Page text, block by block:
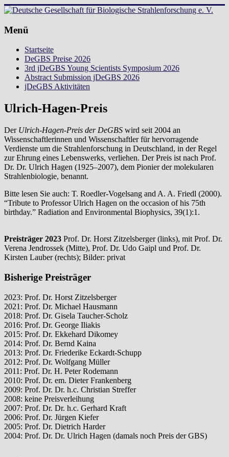
Zum
springen
Deutsche
Biologische
Strahlenforschung
Menü
Startseite
DeGBS Preise 2026
3rd jDeGBS Young Scientists Symposium 2026
Abstract Submission jDeGBS 2026
jDeGBS Aktivitäten
Ulrich-Hagen-Preis
Der Ulrich-Hagen-Preis der DeGBS wird seit 2004 an
Wissenschaftlerinnen und Wissenschaftler für hervorragende
Verdienste um die Strahlenforschung in Deutschland, in der Regel
zur Ehrung eines Lebenswerks, verliehen. Der Preis ist nach Prof.
Dr. Dr. Ulrich Hagen (1925–2007), dem Pionier der molekularen
Strahlenbiologie, benannt.
Bitte lesen Sie auch: T. Roedler-Vogelsang and A. A. Friedl (2000).
“Tribute to Professor Ulrich Hagen on the occasion of his 75th
birthday.” Radiation and Environmental Biophysics, 39(1):1.
Preisträger 2023 Prof. Dr. Horst Zitzelsberger (links), mit Prof. Dr.
Verena Jendrossek (Mitte), Prof. Dr. Udo Gaipl und Prof. Dr.
Kirsten Lauber (rechts); Bilder: privat
Bisherige Preisträger
2023: Prof. Dr. Horst Zitzelsberger
2021: Prof. Dr. Michael Hausmann
2018: Prof. Dr. Gisela Taucher-Scholz
2016: Prof. Dr. George Iliakis
2015: Prof. Dr. Ekkehard Dikomey
2014: Prof. Dr. Bernd Kaina
2013: Prof. Dr. Friederike Eckardt-Schupp
2012: Prof. Dr. Wolfgang Müller
2011: Prof. Dr. H. Peter Rodemann
2010: Prof. Dr. em. Dieter Frankenberg
2009: Prof. Dr. Dr. h.c. Christian Streffer
2008: keine Preisverleihung
2007: Prof. Dr. Dr. h.c. Gerhard Kraft
2006: Prof. Dr. Jürgen Kiefer
2005: Prof. Dr. Dietrich Harder
2004: Prof. Dr. Dr. Ulrich Hagen (damals noch Preis der GBS)